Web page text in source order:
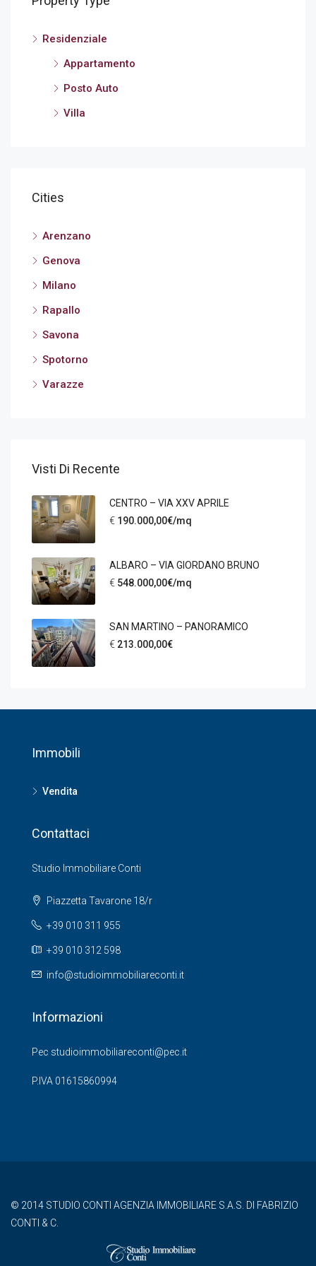
Residenziale
Appartamento
Posto Auto
Villa
Cities
Arenzano
Genova
Milano
Rapallo
Savona
Spotorno
Varazze
Visti Di Recente
CENTRO – VIA XXV APRILE
€ 190.000,00€/mq
ALBARO – VIA GIORDANO BRUNO
€ 548.000,00€/mq
SAN MARTINO – PANORAMICO
€ 213.000,00€
Immobili
Vendita
Contattaci
Studio Immobiliare Conti
Piazzetta Tavarone 18/r
+39 010 311 955
+39 010 312 598
info@studioimmobiliareconti.it
Informazioni
Pec studioimmobiliareconti@pec.it
P.IVA 01615860994
© 2014 STUDIO CONTI AGENZIA IMMOBILIARE S.A.S. DI FABRIZIO
CONTI & C.